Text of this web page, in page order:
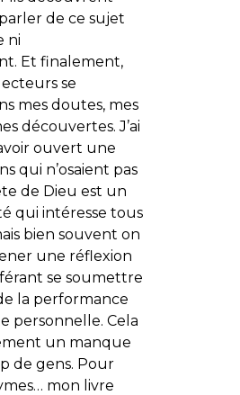
de ce sujet
ni
Et finalement,
se
mes doutes, mes
découvertes. J’ai
ouvert une
qui n’osaient pas
de Dieu est un
qui intéresse tous
bien souvent on
une réflexion
se soumettre
la performance
personnelle. Cela
un manque
de gens. Pour
mon livre